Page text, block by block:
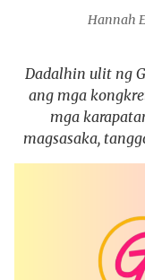
Hannah
Dadalhin ulit ng
ang mga
mga
magsasaka,